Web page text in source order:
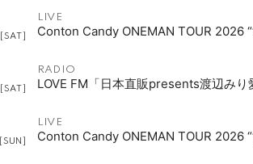
[SAT]
LIVE
Conton Candy ONEMAN TOUR 2026
[SAT]
RADIO
LOVE FM「日本直販presents渡辺み
[SUN]
LIVE
Conton Candy ONEMAN TOUR 2026